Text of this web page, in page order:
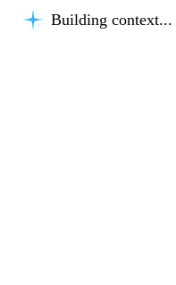
Building context...